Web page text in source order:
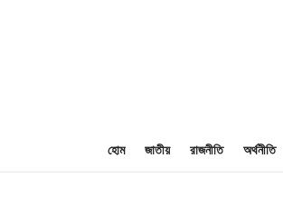
হোম জাতীয় রাজনীতি অর্থনীতি